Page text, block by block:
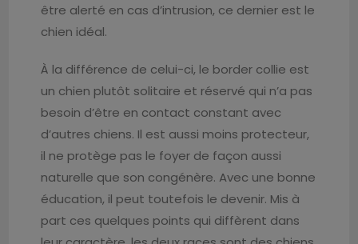
être alerté en cas d’intrusion, ce dernier est le
chien idéal.
À la différence de celui-ci, le border collie est
un chien plutôt solitaire et réservé qui n’a pas
besoin d’être en contact constant avec
d’autres chiens. Il est aussi moins protecteur,
il ne protège pas le foyer de façon aussi
naturelle que son congénère. Avec une bonne
éducation, il peut toutefois le devenir. Mis à
part ces quelques points qui diffèrent dans